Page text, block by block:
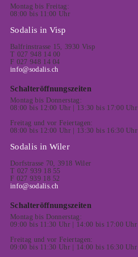
Montag bis Freitag:
08:00 bis 11:00 Uhr
Sodalis in Visp
Balfrinstrasse 15, 3930 Visp
T 027 948 14 00
F 027 948 14 04
info@sodalis.ch
Schalteröffnungszeiten
Montag bis Donnerstag:
08:00 bis 12:00 Uhr | 13:30 bis 17:00 Uhr
Freitag und vor Feiertagen:
08:00 bis 12:00 Uhr | 13:30 bis 16:30 Uhr
Sodalis in Wiler
Dorfstrasse 70, 3918 Wiler
T 027 939 18 55
F 027 939 18 52
info@sodalis.ch
Schalteröffnungszeiten
Montag bis Donnerstag:
09:00 bis 11:30 Uhr | 14:00 bis 17:00 Uhr
Freitag und vor Feiertagen:
09:00 bis 11:30 Uhr | 14:00 bis 16:30 Uhr